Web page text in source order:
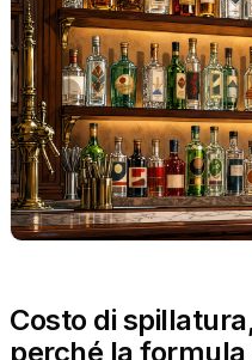
Costo di
perché la